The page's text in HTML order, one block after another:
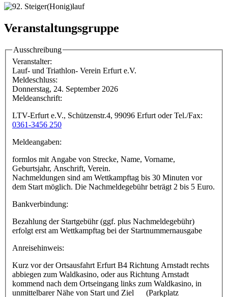
Veranstaltungsgruppe
Ausschreibung
Veranstalter:
Lauf- und Triathlon- Verein Erfurt e.V.
Meldeschluss:
Donnerstag, 24. September 2026
Meldeanschrift:
LTV-Erfurt e.V., Schützenstr.4, 99096 Erfurt oder Tel./Fax:
0361-3456 250
Meldeangaben:
formlos mit Angabe von Strecke, Name, Vorname,
Geburtsjahr, Anschrift, Verein.
Nachmeldungen sind am Wettkampftag bis 30 Minuten vor
dem Start möglich. Die Nachmeldegebühr beträgt 2 bis 5 Euro.
Bankverbindung:
Bezahlung der Startgebühr (ggf. plus Nachmeldegebühr)
erfolgt erst am Wettkampftag bei der Startnummernausgabe
Anreisehinweis:
Kurz vor der Ortsausfahrt Erfurt B4 Richtung Arnstadt rechts
abbiegen zum Waldkasino, oder aus Richtung Arnstadt
kommend nach dem Ortseingang links zum Waldkasino, in
unmittelbarer Nähe von Start und Ziel (Parkplatz